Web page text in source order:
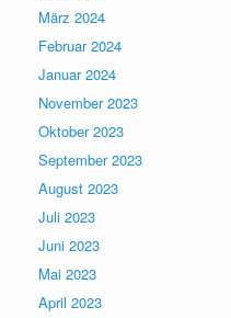
März 2024
Februar 2024
Januar 2024
November 2023
Oktober 2023
September 2023
August 2023
Juli 2023
Juni 2023
Mai 2023
April 2023